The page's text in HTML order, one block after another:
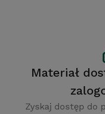
Materiał dostępny tylko dla
Zyskaj dostęp do